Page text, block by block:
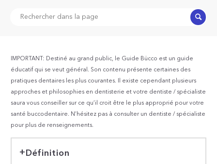
IMPORTANT: Destiné au grand public, le Guide Bücco est un guide
éducatif qui se veut général. Son contenu présente certaines des
pratiques dentaires les plus courantes. Il existe cependant plusieurs
approches et philosophies en dentisterie et votre dentiste / spécialiste
saura vous conseiller sur ce qu’il croit être le plus approprié pour votre
santé buccodentaire. N’hésitez pas à consulter un dentiste / spécialiste
pour plus de renseignements.
Définition